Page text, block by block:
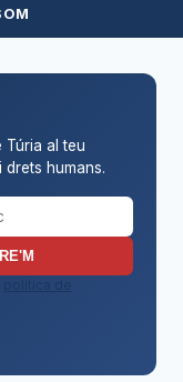
Túria al teu
humans.
política de